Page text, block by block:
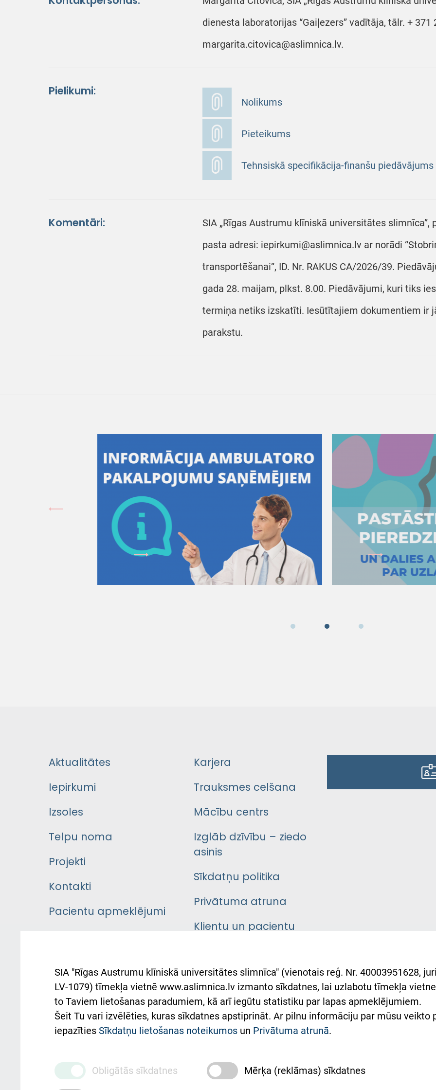
dienesta laboratorijas “Gaiļezers” vadītāja, tālr. + 371
margarita.citovica@aslimnica.lv.
Pielikumi:
Nolikums
Pieteikums
Tehnsiskā specifikācija-finanšu piedāvājums
Komentāri:
SIA „Rīgas Austrumu klīniskā universitātes
pasta adresi: iepirkumi@aslimnica.lv ar norādi
transportēšanai”, ID. Nr. RAKUS CA/2026/39.
gada 28. maijam, plkst. 8.00. Piedāvājumi, kuri tiks
termiņa netiks izskatīti. Iesūtītajiem dokumentiem ir
parakstu.
Aktualitātes
Iepirkumi
Izsoles
Telpu noma
Projekti
Kontakti
Pacientu apmeklējumi
Pacienta
atsauksmju/sūdzību
iesniegšanas kārtība
Kā pie mums nokļūt
ceļvedis
Karjera
Trauksmes celšana
Mācību centrs
Izglāb dzīvību – ziedo
asinis
Sīkdatņu politika
Privātuma atruna
Klientu un pacientu
Austrumu slimnīcas
atbalsts Ukrainai
Підтримка Східної лікарні
та співпраця з Україною
SIA "Rīgas Austrumu klīniskā universitātes slimnīca" (vienotais reģ. Nr. 40003951628,
LV-1079) tīmekļa vietnē www.aslimnica.lv izmanto sīkdatnes, lai uzlabotu tīmekļa
to Taviem lietošanas paradumiem, kā arī iegūtu statistiku par lapas apmeklējumiem.
Šeit Tu vari izvēlēties, kuras sīkdatnes apstiprināt. Ar pilnu informāciju par mūsu veikto
iepazīties Sīkdatņu lietošanas noteikumos un Privātuma atrunā.
Obligātās sīkdatnes Mērķa (reklāmas) sīkdatnes